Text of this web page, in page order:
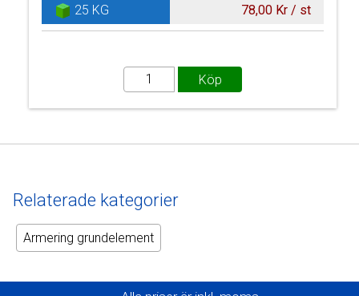
25 KG 78,00 Kr / st
Relaterade kategorier
Armering grundelement